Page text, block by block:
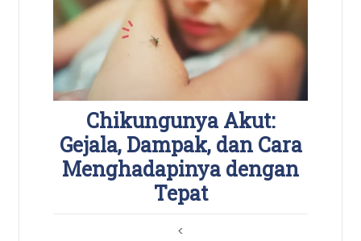
Chikungunya Akut:
Gejala, Dampak, dan Cara
Menghadapinya dengan
Tepat
<